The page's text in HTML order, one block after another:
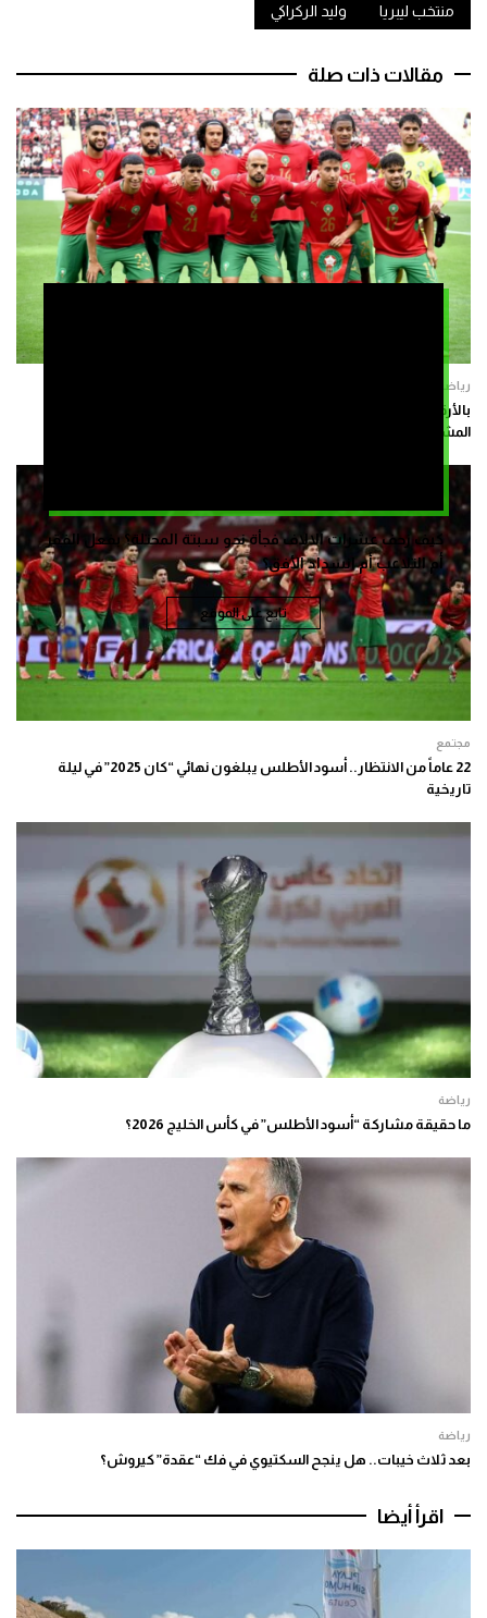
كيف زحف عشرات الالاف فجأة نحو سبتة المحتلة؟ بفعل الفقر
أم التلاعب أم انسداد الأفق؟
تابع على الموقع
منتخب ليبريا وليد الركراكي
مقالات ذات صلة
رياضة
بالأرقام والمعطيات.. كل ما عليك معرفته عن لائحة المنتخب المغربي
المشاركة في مونديال 2026
مجتمع
22 عاماً من الانتظار.. أسود الأطلس يبلغون نهائي “كان 2025” في ليلة
تاريخية
رياضة
ما حقيقة مشاركة “أسود الأطلس” في كأس الخليج 2026؟
رياضة
بعد ثلاث خيبات.. هل ينجح السكتيوي في فك “عقدة” كيروش؟
اقرأ أيضا